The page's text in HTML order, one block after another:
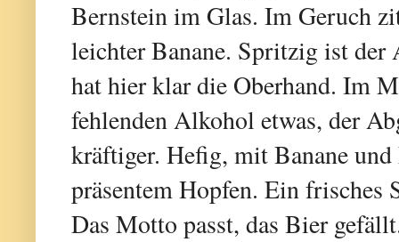
Bernstein im Glas. Im Geruch
leichter Banane. Spritzig ist der
hat hier klar die Oberhand. Im
fehlenden Alkohol etwas, der
kräftiger. Hefig, mit Banane
präsentem Hopfen. Ein frisches
Das Motto passt, das Bier